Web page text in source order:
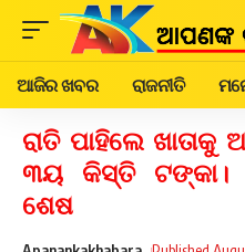
ଆଜିର ଖବର ରାଜନୀତି
ରାତି ପାହିଲେ
୩ୟ କିସ୍ତି ଟଙ୍କା।
ଶେଷ